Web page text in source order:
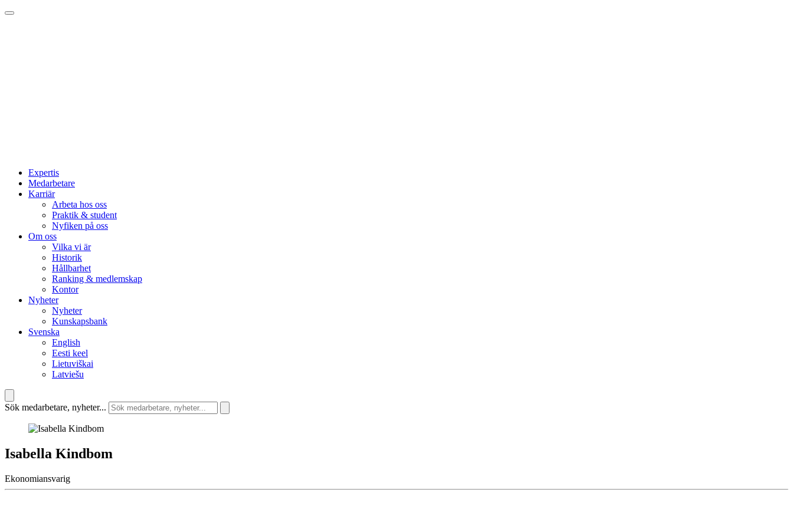
Expertis
Medarbetare
Karriär
Arbeta hos oss
Praktik & student
Nyfiken på oss
Om oss
Vilka vi är
Historik
Hållbarhet
Ranking & medlemskap
Kontor
Nyheter
Nyheter
Kunskapsbank
Svenska
English
Eesti keel
Lietuviškai
Latviešu
Sök medarbetare, nyheter...
Isabella Kindbom
Ekonomiansvarig